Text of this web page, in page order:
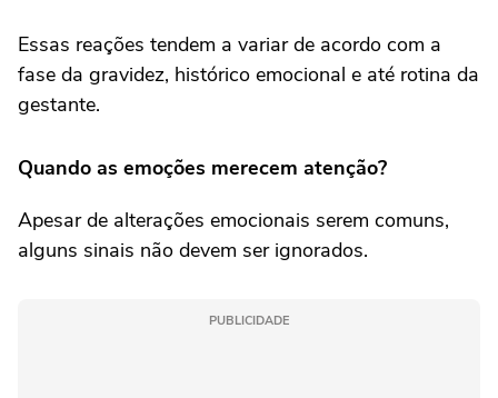
Essas reações tendem a variar de acordo com a
fase da gravidez, histórico emocional e até rotina da
gestante.
Quando as emoções merecem atenção?
Apesar de alterações emocionais serem comuns,
alguns sinais não devem ser ignorados.
PUBLICIDADE